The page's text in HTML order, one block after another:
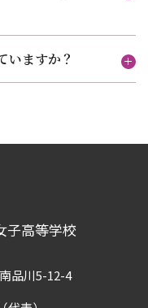
いますか？
子高等学校
品川5-12-4